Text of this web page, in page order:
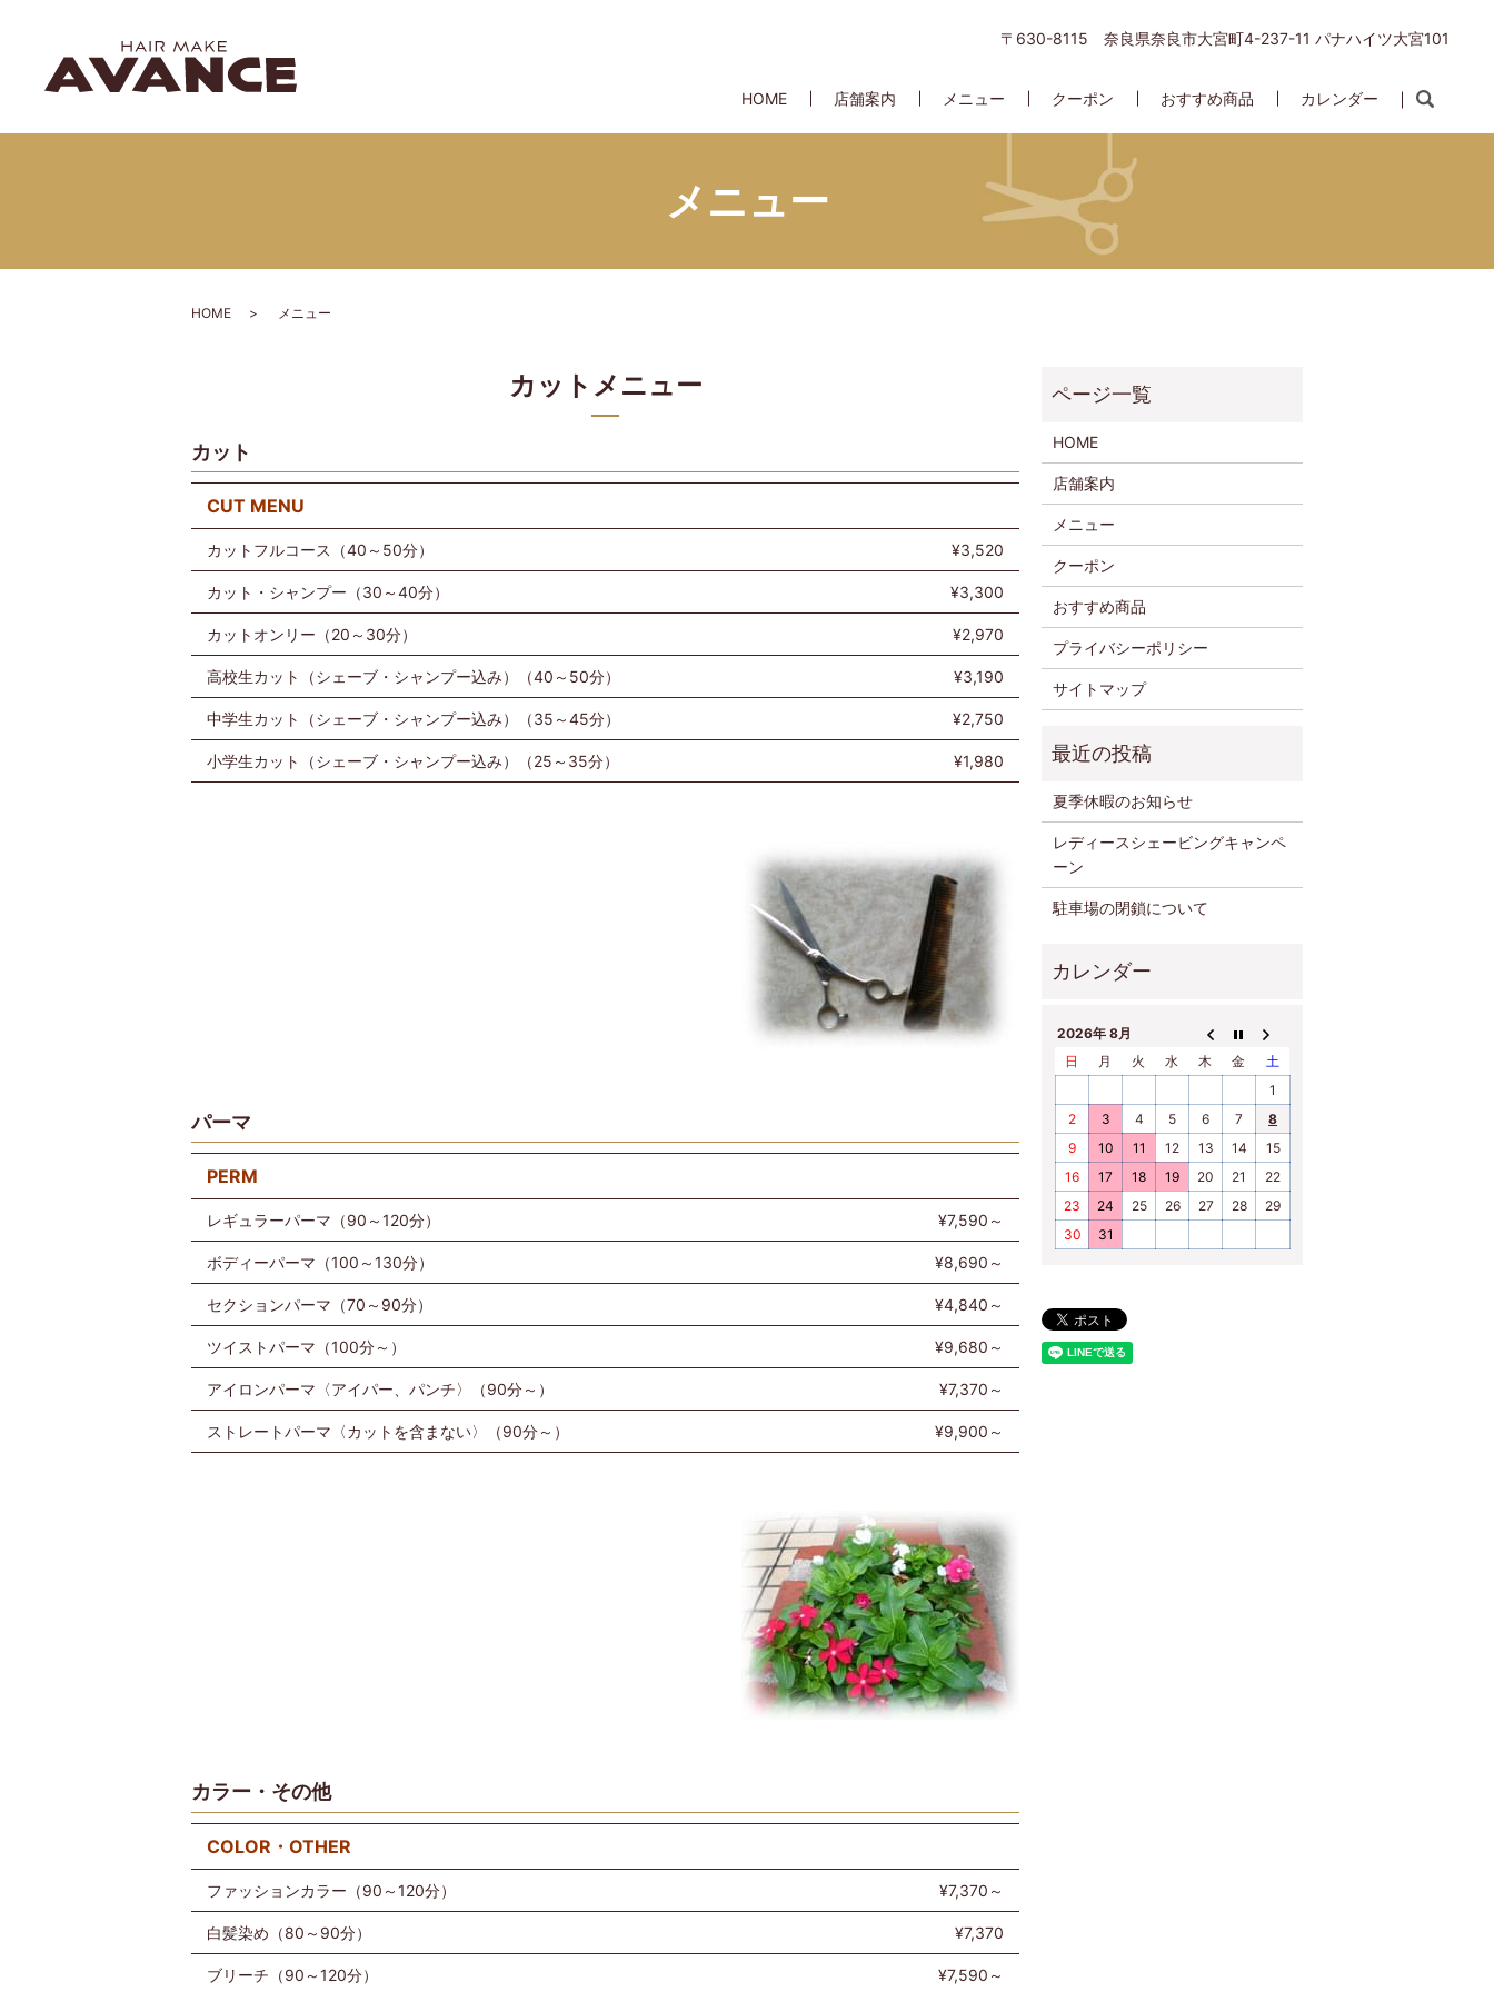
HOME 店舗案内 メニュー クーポン おすすめ商品 カレンダー
〒630-8115 奈良県奈良市大宮町4-237-11 パナハイツ大宮101
メニュー
HOME メニュー
カットメニュー
カット
CUT MENU
カットフルコース（40～50分） ¥3,520
カット・シャンプー（30～40分） ¥3,300
カットオンリー（20～30分） ¥2,970
高校生カット（シェーブ・シャンプー込み）（40～50分） ¥3,190
中学生カット（シェーブ・シャンプー込み）（35～45分） ¥2,750
小学生カット（シェーブ・シャンプー込み）（25～35分） ¥1,980
パーマ
PERM
レギュラーパーマ（90～120分） ¥7,590～
ボディーパーマ（100～130分） ¥8,690～
セクションパーマ（70～90分） ¥4,840～
ツイストパーマ（100分～） ¥9,680～
アイロンパーマ〈アイパー、パンチ〉（90分～） ¥7,370～
ストレートパーマ〈カットを含まない〉（90分～） ¥9,900～
カラー・その他
COLOR・OTHER
ファッションカラー（90～120分） ¥7,370～
白髪染め（80～90分） ¥7,370
ブリーチ（90～120分） ¥7,590～
HOME
店舗案内
メニュー
クーポン
おすすめ商品
プライバシーポリシー
サイトマップ
夏季休暇のお知らせ
レディースシェービングキャンペ
ーン
駐車場の閉鎖について
2026年 8月
日
月 火 水 木 金
土
1
2
3 4 5 6 7
8
9
10 11 12 13 14
15
16
17 18 19 20 21
22
23
24 25 26 27 28
29
30
31